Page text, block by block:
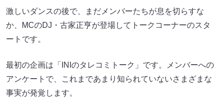
激しいダンスの後で、まだメンバーたちが息を切らすな
か、MCのDJ・古家正亨が登場してトークコーナーのスタ
ートです。
最初の企画は「INIのタレコミトーク」です。メンバーへの
アンケートで、これまであまり知られていないさまざまな
事実が発覚します。